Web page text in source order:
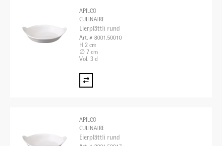
APILCO
CULINAIRE
Eierplättli rund
Art. # 8001.50010
H 2 cm
∅ 7 cm
Vol. 3 cl
APILCO
CULINAIRE
Eierplättli rund